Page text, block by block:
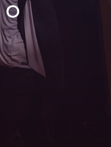
О